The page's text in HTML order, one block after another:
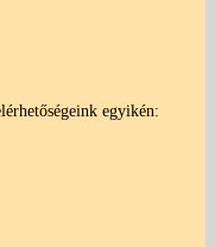
egyikén: